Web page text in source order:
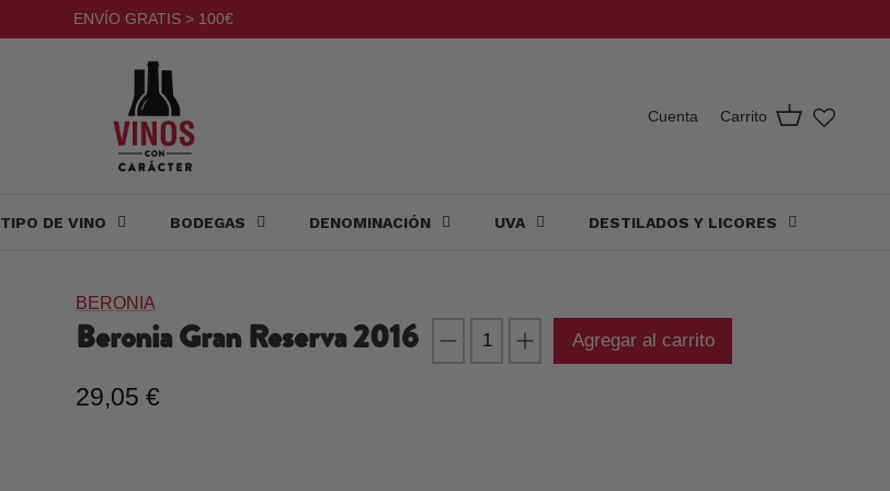
ENVÍO GRATIS > 100€
Cuenta Carrito
TIPO DE VINO BODEGAS DENOMINACIÓN UVA DESTILADOS Y LICORES
BERONIA
Beronia Gran Reserva2016
29,05 €
Agregar al carrito